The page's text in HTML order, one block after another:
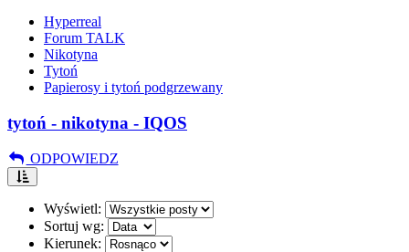
Hyperreal
Forum TALK
Nikotyna
Tytoń
Papierosy i tytoń podgrzewany
tytoń - nikotyna - IQOS
ODPOWIEDZ
Wyświetl:
Sortuj wg:
Kierunek: